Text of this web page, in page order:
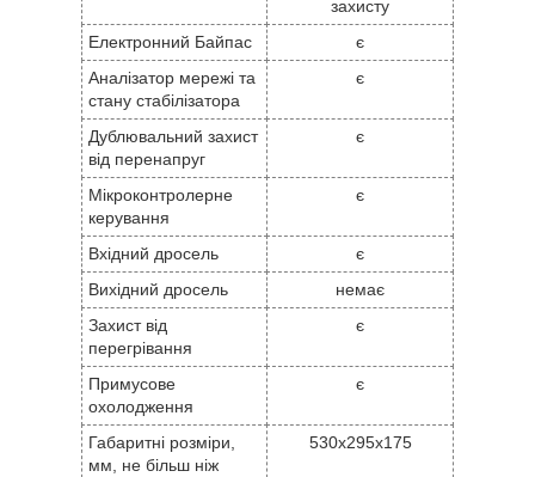
захисту
Електронний Байпас
є
Аналізатор мережі та
стану стабілізатора
є
Дублювальний захист
від перенапруг
є
Мікроконтролерне
керування
є
Вхідний дросель
є
Вихідний дросель
немає
Захист від
перегрівання
є
Примусове
охолодження
є
Габаритні розміри,
мм, не більш ніж
530x295x175